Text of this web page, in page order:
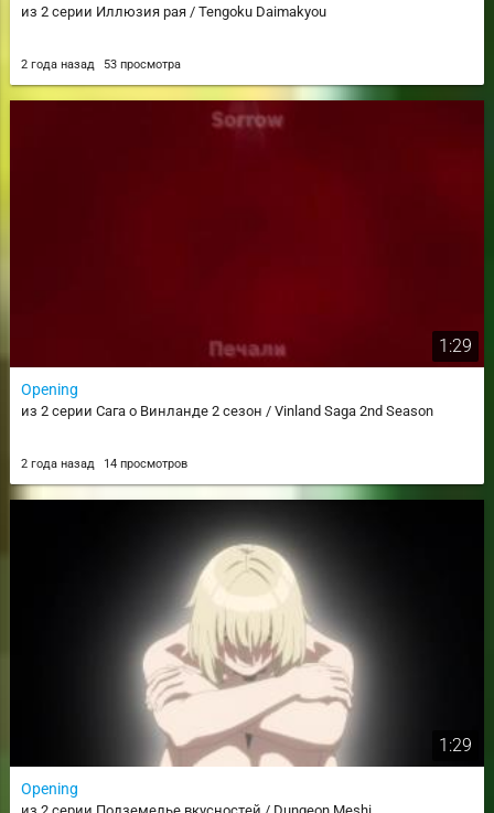
из 2 серии Иллюзия рая / Tengoku Daimakyou
2 года назад 53 просмотра
1:29
Opening
из 2 серии Сага о Винланде 2 сезон / Vinland Saga 2nd Season
2 года назад 14 просмотров
1:29
Opening